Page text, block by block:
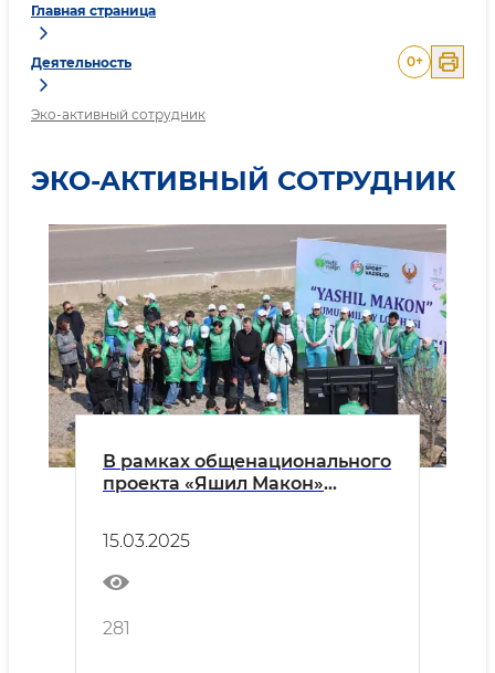
Главная страница
Деятельность
Эко-активный сотрудник
0+
ЭКО-АКТИВНЫЙ СОТРУДНИК
В рамках общенационального
проекта «Яшил Макон»
15.03.2025
281